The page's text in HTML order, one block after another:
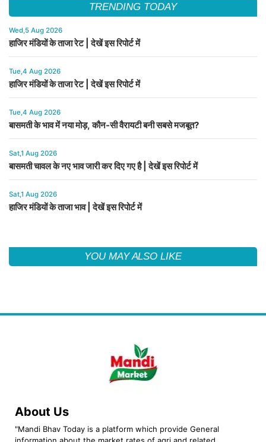
TRENDING TODAY
Wed,5 Aug 2026
हाजिर मंडियों के ताजा रेट | देखें इस रिपोर्ट में
Tue,4 Aug 2026
हाजिर मंडियों के ताजा रेट | देखें इस रिपोर्ट में
Tue,4 Aug 2026
बासमती के भाव में नया मोड़, कौन-सी वैरायटी बनी सबसे मजबूत?
Sat,1 Aug 2026
बासमती चावल के नए भाव जारी कर दिए गए है | देखें इस रिपोर्ट में
Sat,1 Aug 2026
हाजिर मंडियों के ताजा भाव | देखें इस रिपोर्ट में
YOU MAY ALSO LIKE
About Us
"Mandi Bhav Today is a platform which provide General